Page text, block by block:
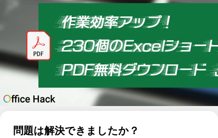
問題は解決できましたか？